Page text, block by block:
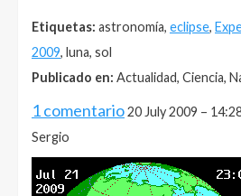
Etiquetas: astronomía, eclipse,
2009, luna, sol
Publicado en: Actualidad, Ciencia,
1 comentario20 July 2009 –
Sergio